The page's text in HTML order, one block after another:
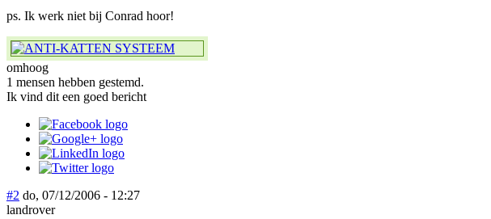
ps. Ik werk niet bij Conrad hoor!
omhoog
1 mensen hebben gestemd.
Ik vind dit een goed bericht
#2 do, 07/12/2006 - 12:27
landrover